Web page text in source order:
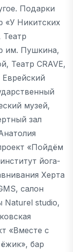
Подарки
«У Никитских
Театр
им. Пушкина,
Театр CRAVE,
музей,
зал
«Пойдём
йога-
Херта
салон
Naturel studio,
«Вместе с
бар